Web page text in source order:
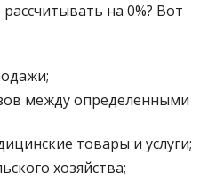
на 0%? Вот
между определенными
товары и услуги;
хозяйства;